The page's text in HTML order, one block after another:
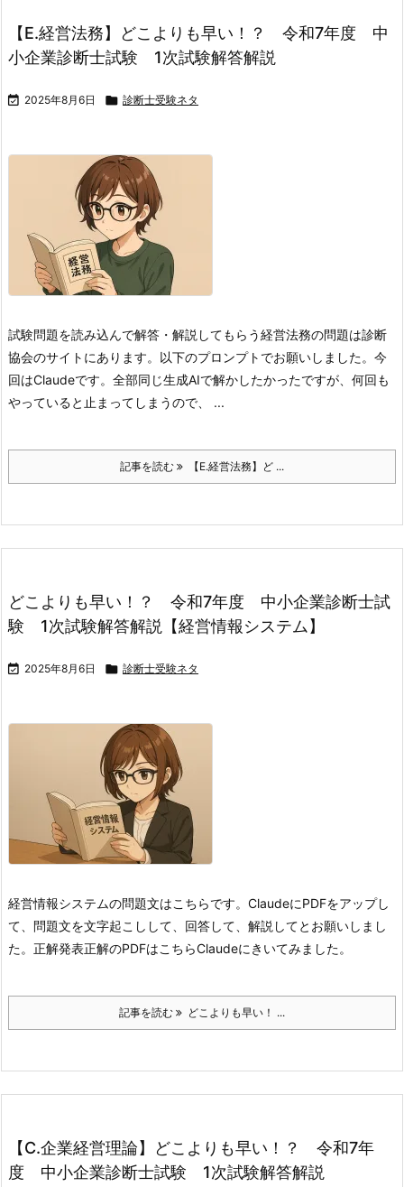
【E.経営法務】どこよりも早い！？ 令和7年度 中
小企業診断士試験 1次試験解答解説
 2025年8月6日  診断士受験ネタ
試験問題を読み込んで解答・解説してもらう経営法務の問題は診断
協会のサイトにあります。 以下のプロンプトでお願いしました。今
回はClaudeです。全部同じ生成AIで解かしたかったですが、何回も
やっていると止まってしまうので、 ...
記事を読む 【E.経営法務】ど ...
どこよりも早い！？ 令和7年度 中小企業診断士試
験 1次試験解答解説【経営情報システム】
 2025年8月6日  診断士受験ネタ
経営情報システムの問題文はこちらです。 ClaudeにPDFをアップし
て、問題文を文字起こしして、回答して、解説してとお願いしまし
た。 正解発表正解のPDFはこちらClaudeにきいてみました。
記事を読む どこよりも早い！ ...
【C.企業経営理論】どこよりも早い！？ 令和7年
度 中小企業診断士試験 1次試験解答解説